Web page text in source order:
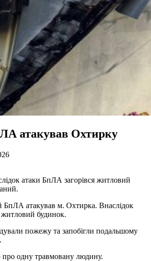
атакував Охтирку
атаки БпЛА загорівся житловий
БпЛА атакував м. Охтирка. Внаслідок
житловий будинок.
пожежу та запобігли подальшому
про одну травмовану людину.